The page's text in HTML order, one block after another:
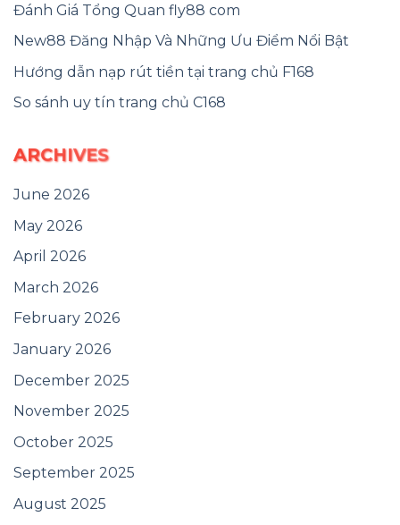
Đánh Giá Tổng Quan fly88 com
New88 Đăng Nhập Và Những Ưu Điểm Nổi Bật
Hướng dẫn nạp rút tiền tại trang chủ F168
So sánh uy tín trang chủ C168
ARCHIVES
June 2026
May 2026
April 2026
March 2026
February 2026
January 2026
December 2025
November 2025
October 2025
September 2025
August 2025